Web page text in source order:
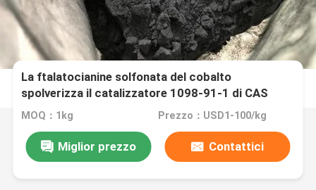
La ftalatocianine solfonata del cobalto
spolverizza il catalizzatore 1098-91-1 di CAS
Merox
MOQ：1kg Prezzo：USD1-100/kg
Miglior prezzo Contattici